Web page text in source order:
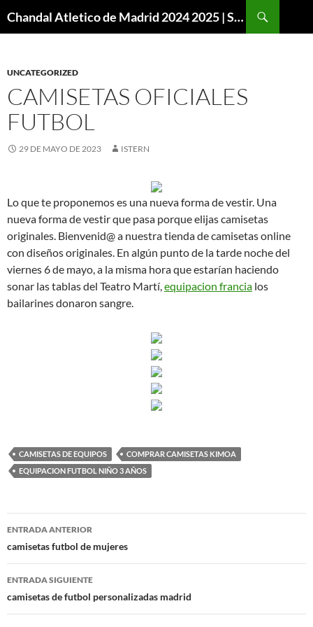
Chandal Atletico de Madrid 2024 2025 | SuperVigo
UNCATEGORIZED
CAMISETAS OFICIALES
FUTBOL
29 DE MAYO DE 2023 ISTERN
Lo que te proponemos es una nueva forma de vestir. Una
nueva forma de vestir que pasa porque elijas camisetas
originales. Bienvenid@ a nuestra tienda de camisetas online
con diseños originales. En algún punto de la tarde noche del
viernes 6 de mayo, a la misma hora que estarían haciendo
sonar las tablas del Teatro Martí,equipacion francia los
bailarines donaron sangre.
CAMISETAS DE EQUIPOS
COMPRAR CAMISETAS KIMOA
EQUIPACION FUTBOL NIÑO 3 AÑOS
Navegación
de
entradas
ENTRADA ANTERIOR
camisetas futbol de mujeres
ENTRADA SIGUIENTE
camisetas de futbol personalizadas madrid